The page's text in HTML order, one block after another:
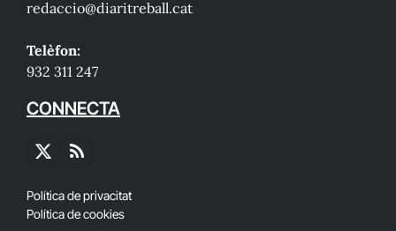
redaccio@diaritreball.cat
Telèfon:
932 311 247
CONNECTA
X
RSS
Política de privacitat
Política de cookies